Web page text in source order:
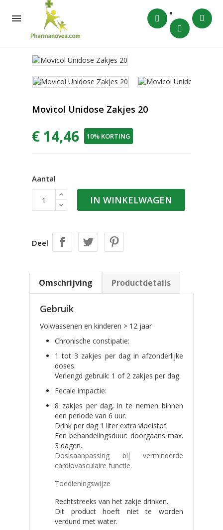

Movicol Unidose Zakjes 20
€ 14,46 10% KORTING
Aantal
IN WINKELWAGEN
Deel
Omschrijving Productdetails
Gebruik
Volwassenen en kinderen > 12 jaar
Chronische constipatie:
1 tot 3 zakjes per dag in afzonderlijke
doses.
Verlengd gebruik: 1 of 2 zakjes per dag.
Fecale impactie:
8 zakjes per dag, in te nemen binnen
een periode van 6 uur.
Drink per dag 1 liter extra vloeistof.
Een behandelingsduur: doorgaans max.
3 dagen.
Dosisaanpassing bij verminderde
cardiovasculaire functie.
Toedieningswijze
Rechtstreeks van het zakje drinken.
Dit product hoeft niet te worden
verdund met water.